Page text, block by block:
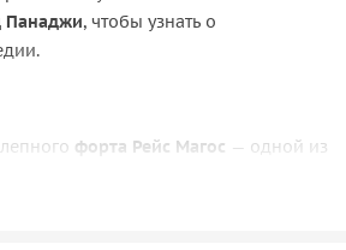
Панаджи, чтобы узнать о
форта Рейс Магос — одной из
Гоа.